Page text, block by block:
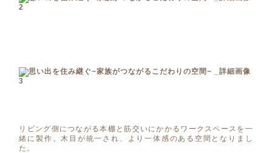
リビング側につながる本棚と筋交いにかかるワークスペースを一
緒に製作。木目が統一され、より一体感のある空間となりまし
た。